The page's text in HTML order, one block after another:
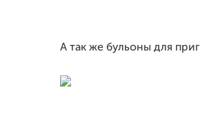
А так же бульоны для